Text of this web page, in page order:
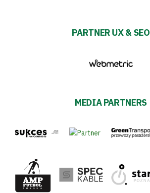
PARTNER UX & SEO
MEDIA PARTNERS